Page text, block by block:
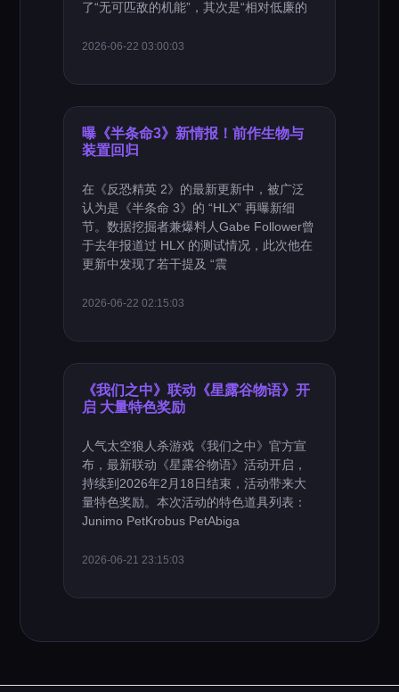
了“无可匹敌的机能”，其次是“相对低廉的
2026-06-22 03:00:03
曝《半条命3》新情报！前作生物与
装置回归
在《反恐精英 2》的最新更新中，被广泛
认为是《半条命 3》的 “HLX” 再曝新细
节。数据挖掘者兼爆料人Gabe Follower曾
于去年报道过 HLX 的测试情况，此次他在
更新中发现了若干提及 “震
2026-06-22 02:15:03
《我们之中》联动《星露谷物语》开
启 大量特色奖励
人气太空狼人杀游戏《我们之中》官方宣
布，最新联动《星露谷物语》活动开启，
持续到2026年2月18日结束，活动带来大
量特色奖励。本次活动的特色道具列表：
Junimo PetKrobus PetAbiga
2026-06-21 23:15:03